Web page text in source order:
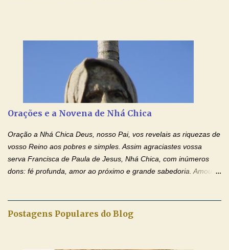
de Nossa Senhora. Adriana dos Anjos-Devoção e Fé Mensagem
do Padre Marcelo Rossi por E-mail e Facebook: Como foi
anunciado ontem, entramos em uma semana de homenagens
aos nossos pais. Hoje nossas orações serão focadas nos pais
que não se encontram bem de saúde, OS PAIS ENFERMOS!
Amados, durante toda esta semana vamos orar pelos nossos
pais. Vamos dedicar um dia para os pais mais idosos, pais que
estão doentes, pais que estão longe dos filhos, pais que já são
falecidos, pais que tem problemas com vícios, enfim, vamos orar
para todos os pais. Hoje vamos d...
Orações e a Novena de Nhá Chica
Oração a Nhá Chica Deus, nosso Pai, vos revelais as riquezas de
vosso Reino aos pobres e simples. Assim agraciastes vossa
serva Francisca de Paula de Jesus, Nhá Chica, com inúmeros
dons: fé profunda, amor ao próximo e grande sabedoria. Amou a
Senhor Jesus Cristo, vosso Filho, na unidade do Espírito Santo.
Postagens Populares do Blog